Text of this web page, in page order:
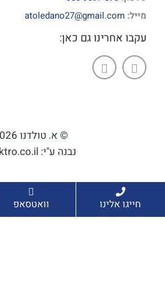
מייל: atoledano27@gmail.com
עקבו אחרינו גם כאן:
© א. טולדנו 2026
נבנה ע"י: Elektro.co.il
חייגו אלינו וואטסאפ